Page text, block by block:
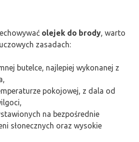
olejek do brody, warto
zasadach:
butelce, najlepiej wykonanej z
pokojowej, z dala od
na bezpośrednie
słonecznych oraz wysokie